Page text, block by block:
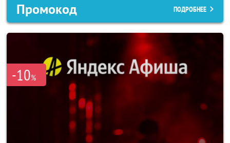
Промокод ПОДРОБНЕЕ
-10%